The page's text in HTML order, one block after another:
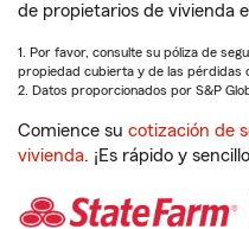
de propietarios de vivienda
1. Por favor, consulte su póliza de
propiedad cubierta y de las pérdidas
2. Datos proporcionados por S&P
Comience su cotización de
vivienda. ¡Es rápido y